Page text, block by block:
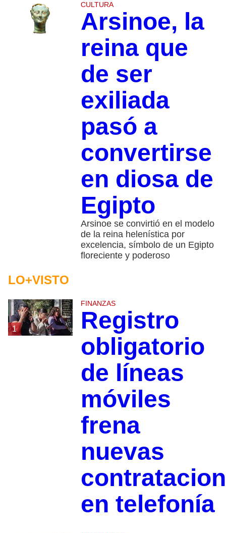
CULTURA
Arsinoe, la
reina que
de ser
exiliada
pasó a
convertirse
en diosa de
Egipto
Arsinoe se convirtió en el modelo
de la reina helenística por
excelencia, símbolo de un Egipto
floreciente y poderoso
LO+VISTO
1
FINANZAS
Registro
obligatorio
de líneas
móviles
frena
nuevas
en telefonía